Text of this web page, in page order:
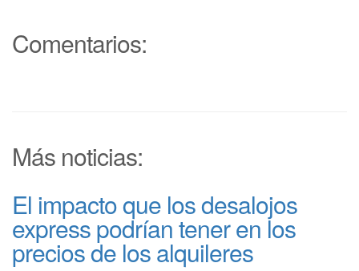
Comentarios:
Más noticias:
El impacto que los desalojos
express podrían tener en los
precios de los alquileres